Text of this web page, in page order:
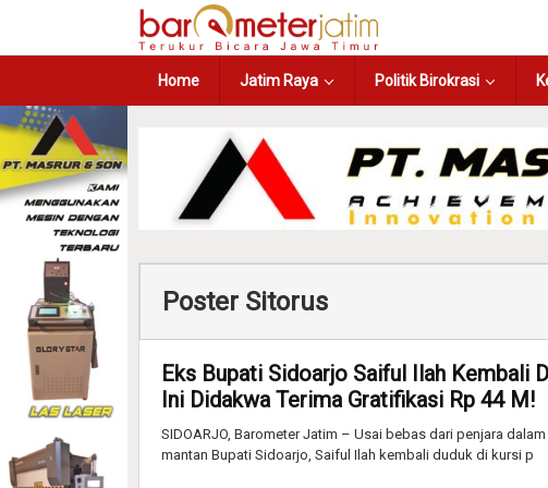
Home Jatim Raya Politik Birokrasi
Poster Sitorus
Eks Bupati Sidoarjo Saiful Ilah Kembali
Ini Didakwa Terima Gratifikasi Rp 44 M!
SIDOARJO, Barometer Jatim – Usai bebas dari penjara
mantan Bupati Sidoarjo, Saiful Ilah kembali duduk di kursi p